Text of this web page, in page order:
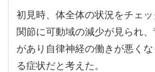
初見時、体全体の状況をチェ
関節に可動域の減少が見られ
があり自律神経の働きが悪く
る症状だと考えた。